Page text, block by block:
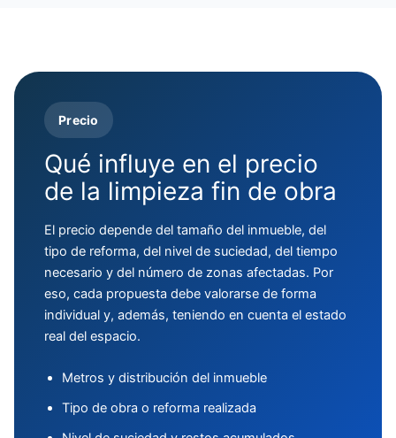
Precio
Qué influye en el precio
de la limpieza fin de obra
El precio depende del tamaño del inmueble, del
tipo de reforma, del nivel de suciedad, del tiempo
necesario y del número de zonas afectadas. Por
eso, cada propuesta debe valorarse de forma
individual y, además, teniendo en cuenta el estado
real del espacio.
Metros y distribución del inmueble
Tipo de obra o reforma realizada